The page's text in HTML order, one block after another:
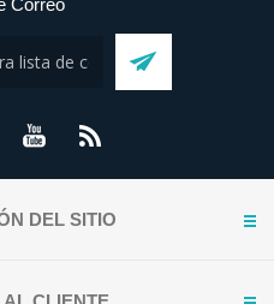
Correo
DEL SITIO